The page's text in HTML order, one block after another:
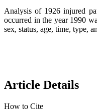
Analysis of 1926 injured
occurred in the year 1990
sex, status, age, time, type,
Article Details
How to Cite